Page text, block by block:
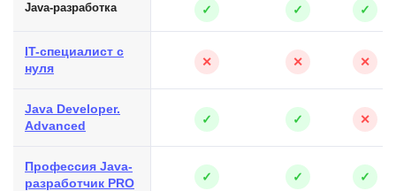
Java-разработка ✓ ✓ ✓
IT-специалист с
нуля
✕ ✕ ✕
Java Developer.
Advanced
✓ ✓ ✕
Профессия Java-
разработчик PRO
✓ ✓ ✓